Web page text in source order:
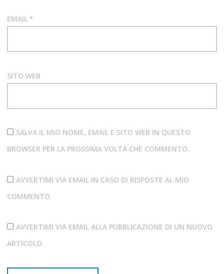
EMAIL *
SITO WEB
SALVA IL MIO NOME, EMAIL E SITO WEB IN QUESTO
BROWSER PER LA PROSSIMA VOLTA CHE COMMENTO.
AVVERTIMI VIA EMAIL IN CASO DI RISPOSTE AL MIO
COMMENTO.
AVVERTIMI VIA EMAIL ALLA PUBBLICAZIONE DI UN NUOVO
ARTICOLO.